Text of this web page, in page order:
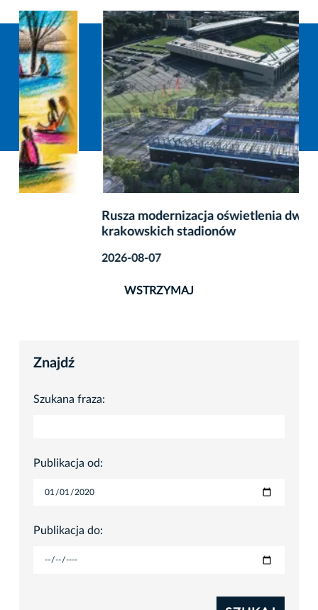
Rusza modernizacja oświetlenia dwóch
krakowskich stadionów
WSTRZYMAJ
Znajdź
Szukana fraza:
Publikacja od:
Publikacja do: